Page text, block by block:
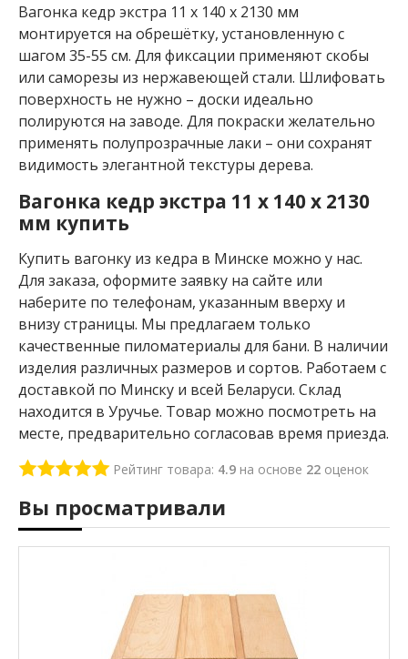
S
T
S
В
а
г
о
н
к
о
л
х
а
р
е
е
ч
н
а
я
В
а
г
о
к
а
о
Вагонка кедр экстра 11 x 140 x 2130 мм
монтируется на обрешётку, установленную с
шагом 35-55 см. Для фиксации применяют скобы
или саморезы из нержавеющей стали. Шлифовать
поверхность не нужно – доски идеально
полируются на заводе. Для покраски желательно
применять полупрозрачные лаки – они сохранят
видимость элегантной текстуры дерева.
Вагонка кедр экстра 11 x 140 x 2130
мм купить
Купить вагонку из кедра в Минске можно у нас.
Для заказа, оформите заявку на сайте или
наберите по телефонам, указанным вверху и
внизу страницы. Мы предлагаем только
качественные пиломатериалы для бани. В наличии
изделия различных размеров и сортов. Работаем с
доставкой по Минску и всей Беларуси. Склад
находится в Уручье. Товар можно посмотреть на
месте, предварительно согласовав время приезда.
Рейтинг товара: 4.9 на основе 22 оценок
Вы просматривали